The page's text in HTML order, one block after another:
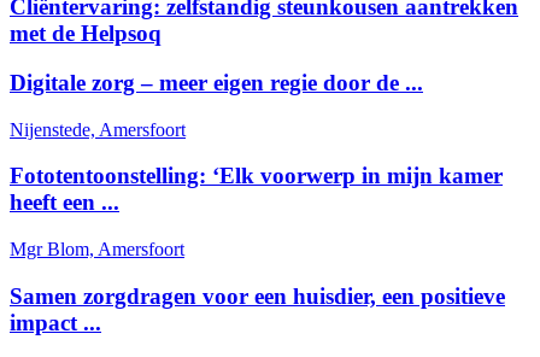
Cliëntervaring: zelfstandig steunkousen aantrekken
met de Helpsoq
Digitale zorg – meer eigen regie door de ...
Nijenstede, Amersfoort
Fototentoonstelling: ‘Elk voorwerp in mijn kamer
heeft een ...
Mgr Blom, Amersfoort
Samen zorgdragen voor een huisdier, een positieve
impact ...